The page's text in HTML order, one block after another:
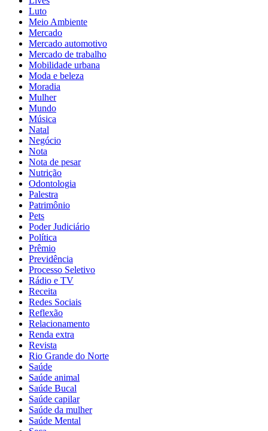
Luto
Meio Ambiente
Mercado
Mercado automotivo
Mercado de trabalho
Mobilidade urbana
Moda e beleza
Moradia
Mulher
Mundo
Música
Natal
Negócio
Nota
Nota de pesar
Nutrição
Odontologia
Palestra
Patrimônio
Pets
Poder Judiciário
Política
Prêmio
Previdência
Processo Seletivo
Rádio e TV
Receita
Redes Sociais
Reflexão
Relacionamento
Renda extra
Revista
Rio Grande do Norte
Saúde
Saúde animal
Saúde Bucal
Saúde capilar
Saúde da mulher
Saúde Mental